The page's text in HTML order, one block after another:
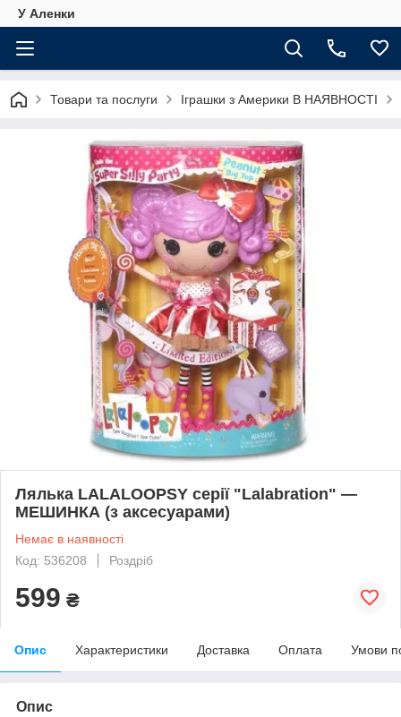
У Аленки
Товари та послуги Іграшки з Америки В НАЯВНОСТІ
Лялька LALALOOPSY серії "Lalabration" —
МЕШИНКА (з аксесуарами)
Немає в наявності
Код: 536208
Роздріб
599 ₴
Опис Характеристики Доставка Оплата Умови
Опис